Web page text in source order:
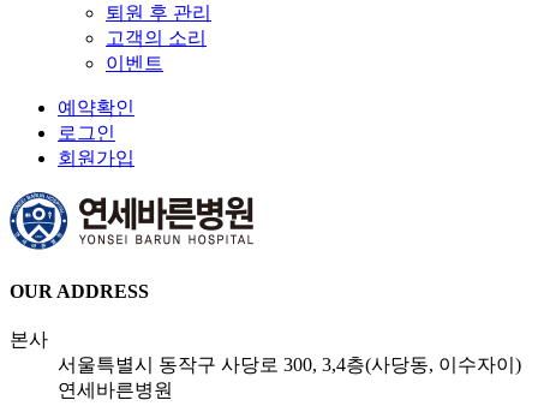
퇴원 후 관리
고객의 소리
이벤트
예약확인
로그인
회원가입
OUR ADDRESS
본사
서울특별시 동작구 사당로 300, 3,4층(사당동, 이수자이)
연세바른병원